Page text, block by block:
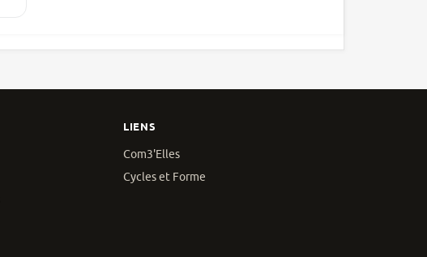
LIENS
Com3'Elles
Cycles et Forme